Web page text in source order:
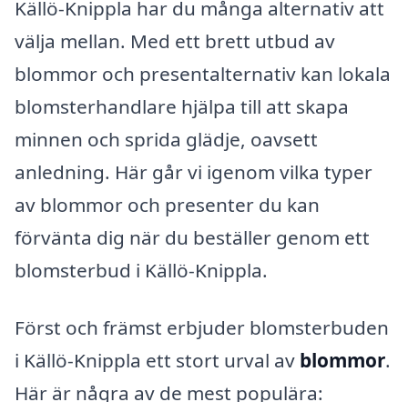
Källö-Knippla har du många alternativ att
välja mellan. Med ett brett utbud av
blommor och presentalternativ kan lokala
blomsterhandlare hjälpa till att skapa
minnen och sprida glädje, oavsett
anledning. Här går vi igenom vilka typer
av blommor och presenter du kan
förvänta dig när du beställer genom ett
blomsterbud i Källö-Knippla.
Först och främst erbjuder blomsterbuden
i Källö-Knippla ett stort urval av blommor.
Här är några av de mest populära: